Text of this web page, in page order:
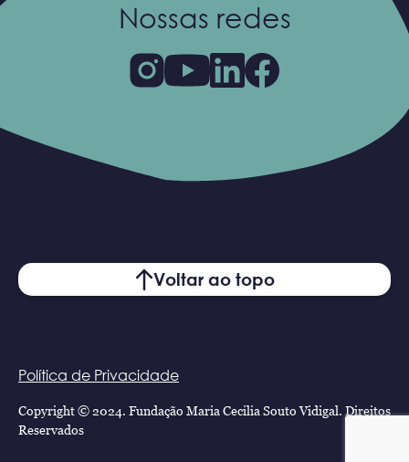
Nossas redes
Voltar ao topo
Política de Privacidade
Copyright © 2024. Fundação Maria Cecilia Souto Vidigal. Direitos
Reservados